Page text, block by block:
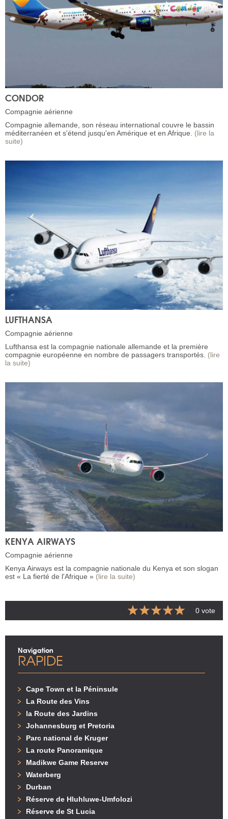
CONDOR
Compagnie aérienne
Compagnie allemande, son réseau international couvre le bassin
méditerranéen et s'étend jusqu'en Amérique et en Afrique. (lire la
suite)
LUFTHANSA
Compagnie aérienne
Lufthansa est la compagnie nationale allemande et la première
compagnie européenne en nombre de passagers transportés. (lire
la suite)
KENYA AIRWAYS
Compagnie aérienne
Kenya Airways est la compagnie nationale du Kenya et son slogan
est « La fierté de l'Afrique » (lire la suite)
0 vote
Navigation
RAPIDE
Cape Town et la Péninsule
La Route des Vins
la Route des Jardins
Johannesburg et Pretoria
Parc national de Kruger
La route Panoramique
Madikwe Game Reserve
Waterberg
Durban
Réserve de Hluhluwe-Umfolozi
Réserve de St Lucia